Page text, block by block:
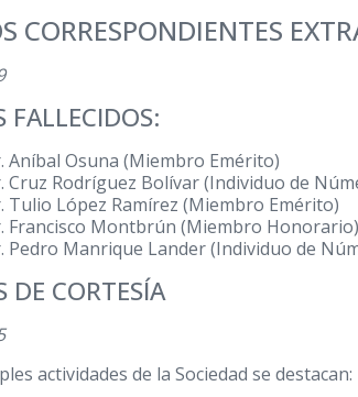
CORRESPONDIENTES
FALLECIDOS:
Aníbal Osuna (Miembro Emérito)
Cruz Rodríguez Bolívar (Individuo de
Tulio López Ramírez (Miembro Emérito)
Francisco Montbrún (Miembro Honorario)
Pedro Manrique Lander (Individuo de
DE CORTESÍA
actividades de la Sociedad se destacan: